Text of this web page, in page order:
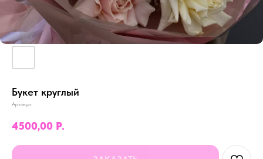
Букет круглый
Артикул:
4500,00 Р.